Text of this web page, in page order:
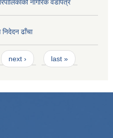
नागरिक वडापत्र
ढाँचा
next › last »